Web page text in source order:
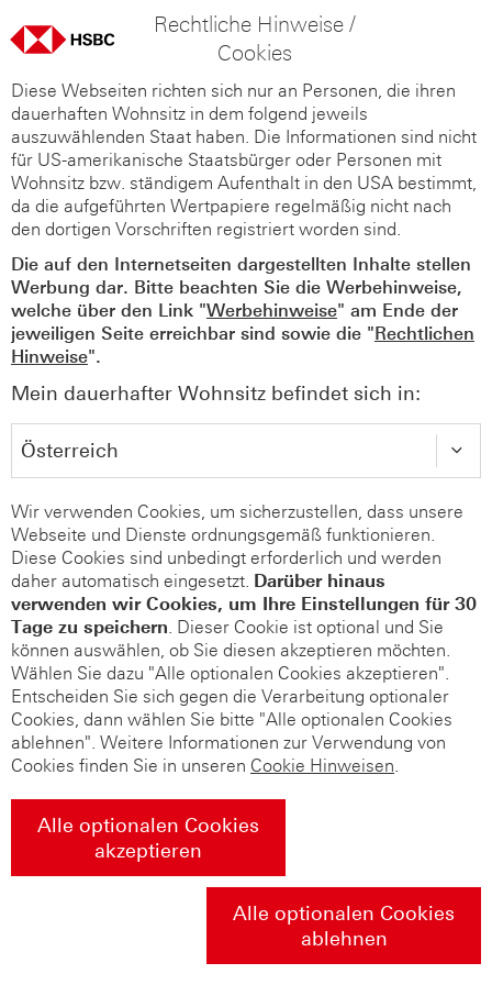
Rechtliche Hinweise /
Cookies
Diese Webseiten richten sich nur an Personen, die ihren
dauerhaften Wohnsitz in dem folgend jeweils
auszuwählenden Staat haben. Die Informationen sind nicht
für US-amerikanische Staatsbürger oder Personen mit
Wohnsitz bzw. ständigem Aufenthalt in den USA bestimmt,
da die aufgeführten Wertpapiere regelmäßig nicht nach
den dortigen Vorschriften registriert worden sind.
Die auf den Internetseiten dargestellten Inhalte stellen
Werbung dar. Bitte beachten Sie die Werbehinweise,
welche über den Link "Werbehinweise" am Ende der
jeweiligen Seite erreichbar sind sowie die "Rechtlichen
Hinweise".
Mein dauerhafter Wohnsitz befindet sich in:
Wir verwenden Cookies, um sicherzustellen, dass unsere
Webseite und Dienste ordnungsgemäß funktionieren.
Diese Cookies sind unbedingt erforderlich und werden
daher automatisch eingesetzt. Darüber hinaus
verwenden wir Cookies, um Ihre Einstellungen für 30
Tage zu speichern. Dieser Cookie ist optional und Sie
können auswählen, ob Sie diesen akzeptieren möchten.
Wählen Sie dazu "Alle optionalen Cookies akzeptieren".
Entscheiden Sie sich gegen die Verarbeitung optionaler
Cookies, dann wählen Sie bitte "Alle optionalen Cookies
ablehnen". Weitere Informationen zur Verwendung von
Cookies finden Sie in unseren Cookie Hinweisen.
Alle optionalen Cookies
akzeptieren
Alle optionalen Cookies
ablehnen